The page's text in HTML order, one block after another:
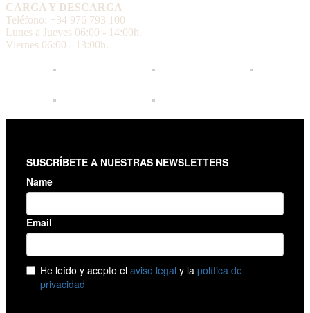
CARGA Y DESCARGA
Teléfono: +34 976 793 100
Lunes a Jueves 06:00 - 14:00h.
Viernes 06:00 - 13:00h.